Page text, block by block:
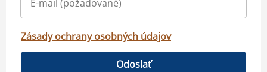
Zásady ochrany osobných údajov
Odoslať